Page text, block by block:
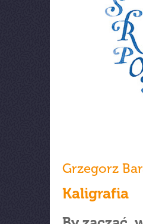
Grzegorz
Kaligrafia